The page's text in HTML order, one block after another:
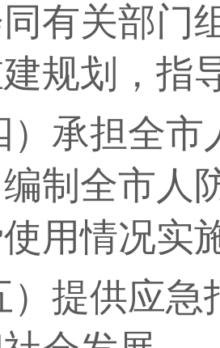
有关部门
规划，指
）承担全
制全市人
用情况实
）提供应